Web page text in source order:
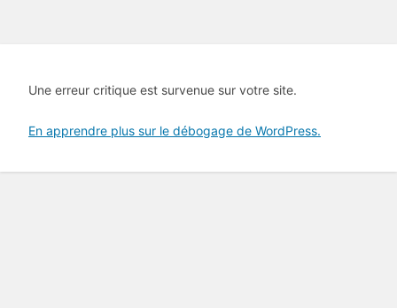
Une erreur critique est survenue sur votre site.
En apprendre plus sur le débogage de WordPress.